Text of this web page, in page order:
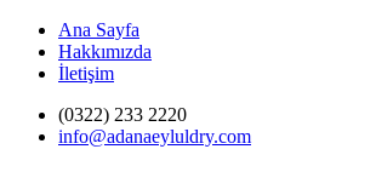
Ana Sayfa
Hakkımızda
İletişim
(0322) 233 2220
info@adanaeyluldry.com